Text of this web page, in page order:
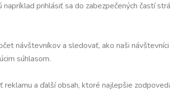
prihlásiť sa do zabezpečených častí
návštevníkov a sledovať, ako naši
súhlasom.
a ďalší obsah, ktoré najlepšie